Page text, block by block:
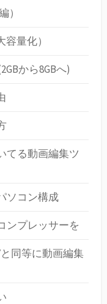
）
量化）
から8GBへ)
てる動画編集ツ
ソコン構成
ンプレッサーを
同等に動画編集